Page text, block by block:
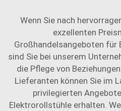
Wenn Sie nach
exzellenten
Großhandelsangeboten für
sind Sie bei unserem
die Pflege von
Lieferanten können Sie im
privilegierten
Elektrorollstühle erhalten.